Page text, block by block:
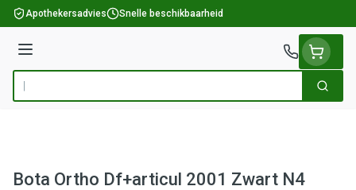
Ga naar de inhoud
Apothekersadvies Snelle beschikbaarheid
Menu
Product, merk, categorie... Zoek
Bota Ortho Df+articul 2001 Zwart N4